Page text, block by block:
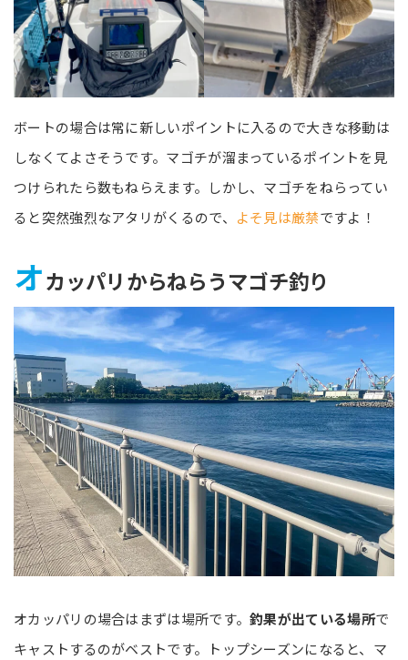
ボートの場合は常に新しいポイントに入るので大きな移動は
しなくてよさそうです。マゴチが溜まっているポイントを見
つけられたら数もねらえます。しかし、マゴチをねらってい
ると突然強烈なアタリがくるので、
よそ見は厳禁ですよ！
オカッパリからねらうマゴチ釣り
オカッパリの場合はまずは場所です。釣果が出ている場所で
キャストするのがベストです。トップシーズンになると、マ